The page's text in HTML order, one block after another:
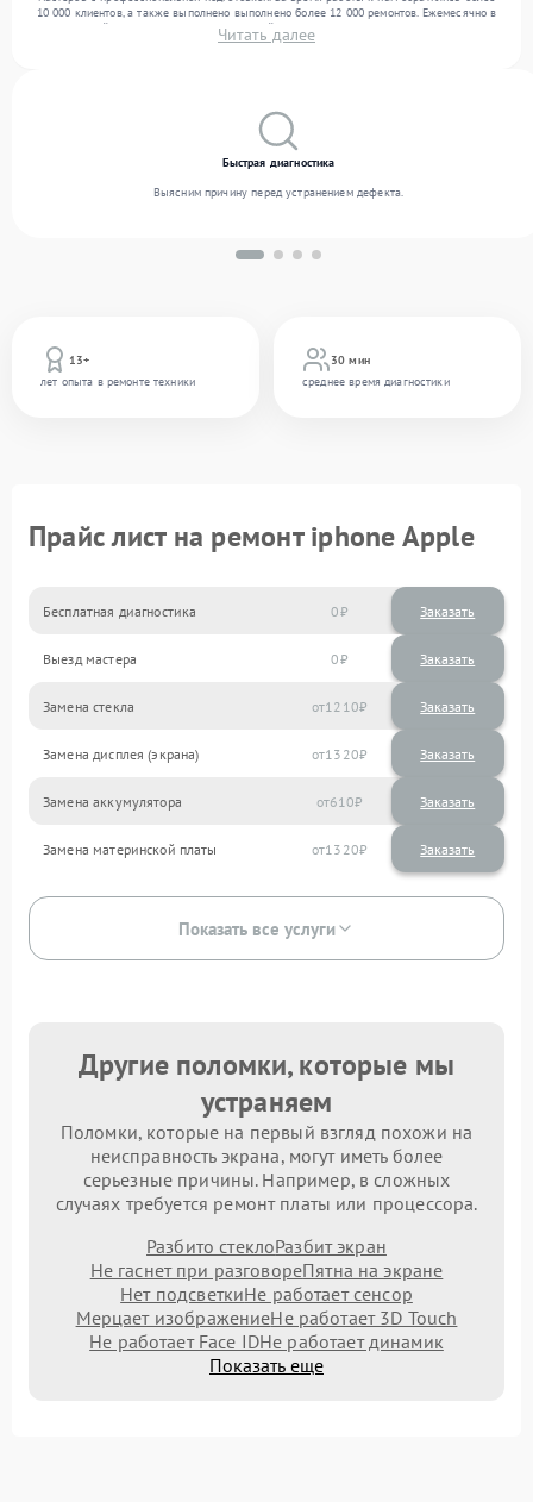
10 000 клиентов, а также выполнено выполнено более 12 000 ремонтов. Ежемесячно в
сервисный центр поступает от 300 устройств, включая , , . Мы выполняем ремонт
различного уровня сложности и гарантируем высокое качество обслуживания
Читать далее
13+
лет опыта в ремонте техники
30 мин
среднее время диагностики
Быстрая диагностика
Выясним причину перед устранением дефекта.
Прайс лист на ремонт iphone Apple
Бесплатная диагностика 0 Заказать
Выезд мастера 0 Заказать
Замена стекла 1210
Замена дисплея (экрана) 1320
Замена аккумулятора 610
Замена материнской платы 1320
Показать все услуги
Другие поломки, которые мы
устраняем
Поломки, которые на первый взгляд похожи на
неисправность экрана, могут иметь более
серьезные причины. Например, в сложных
случаях требуется ремонт платы или процессора.
Разбито стеклоРазбит экран
Не гаснет при разговореПятна на экране
Нет подсветкиНе работает сенсор
Мерцает изображениеНе работает 3D Touch
Не работает Face IDНе работает динамик
Показать еще